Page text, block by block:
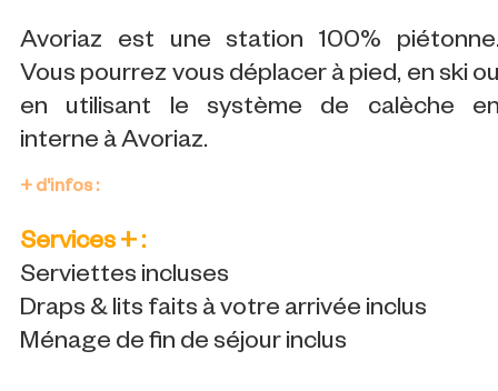
Avoriaz est une station 100%
Vous pourrez vous déplacer à pied, en ski
en utilisant le système de calèche
interne à Avoriaz.
+ d'infos :
Services + :
Serviettes incluses
Draps & lits faits à votre arrivée inclus
Ménage de fin de séjour inclus